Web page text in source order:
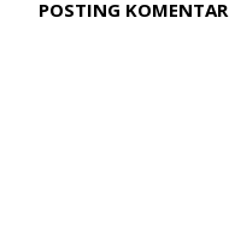
POSTING KOMENTAR